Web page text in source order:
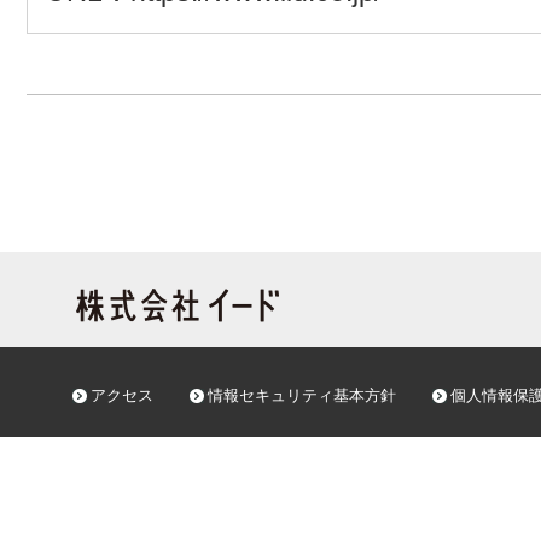
アクセス 情報セキュリティ基本方針 個人情報保